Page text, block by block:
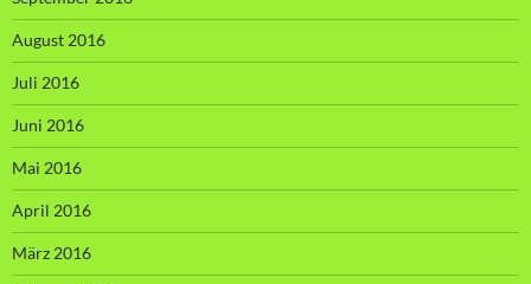
August 2016
Juli 2016
Juni 2016
Mai 2016
April 2016
März 2016